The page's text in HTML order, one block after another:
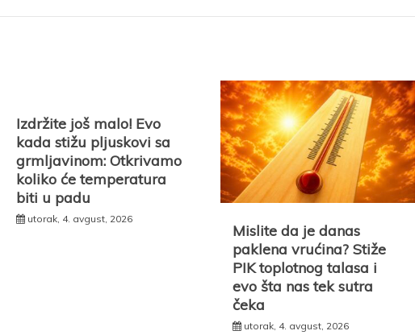
Izdržite još malo! Evo
kada stižu pljuskovi sa
grmljavinom: Otkrivamo
koliko će temperatura
biti u padu
utorak, 4. avgust, 2026
Mislite da je danas
paklena vrućina? Stiže
PIK toplotnog talasa i
evo šta nas tek sutra
čeka
utorak, 4. avgust, 2026